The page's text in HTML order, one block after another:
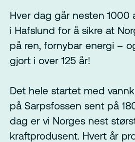
Hver dag går nesten 1000
i Hafslund for å sikre at
på ren, fornybar energi –
gjort i over 125 år!
Det hele startet med
på Sarpsfossen sent på
dag er vi Norges nest
kraftprodusent. Hvert år